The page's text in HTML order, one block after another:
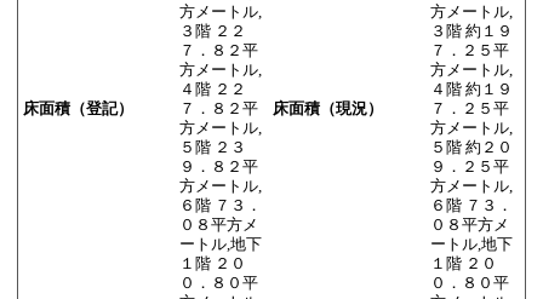
床面積（登記）
方メートル,
３階 ２２
７．８２平
方メートル,
４階 ２２
７．８２平
方メートル,
５階 ２３
９．８２平
方メートル,
６階 ７３．
０８平方メ
ートル,地下
１階 ２０
０．８０平
床面積（現況）
方メートル,
３階 約１９
７．２５平
方メートル,
４階 約１９
７．２５平
方メートル,
５階 約２０
９．２５平
方メートル,
６階 ７３．
０８平方メ
ートル,地下
１階 ２０
０．８０平